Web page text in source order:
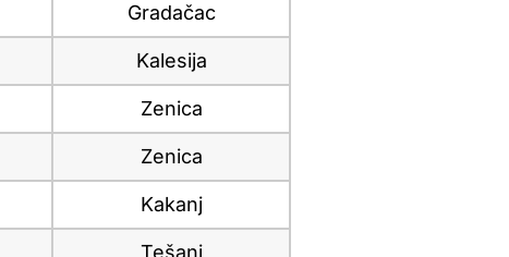
Gradačac
Kalesija
Zenica
Zenica
Kakanj
Tešanj